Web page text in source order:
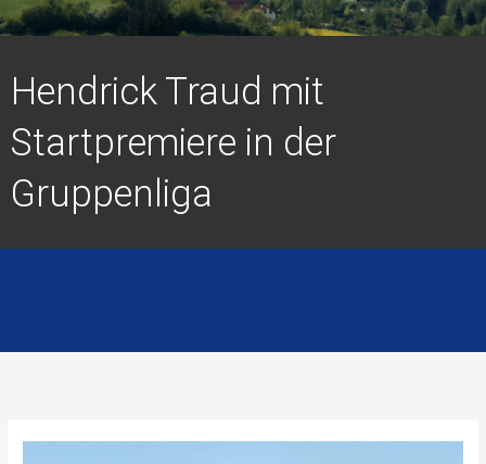
Hendrick Traud mit
Startpremiere in der
Gruppenliga